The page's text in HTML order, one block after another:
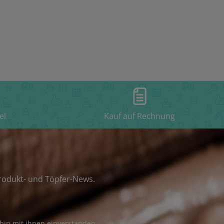
die Farbgebung heller und das Finish glänzender,
Effektspiel. EIGENSCHAFTENDie Botz Streichglasur
Vergissmeinicht zeichnet sich durch folgende
Eigenschaften aus:- Matte Oberfläche: Die seidenmatte
Anforderungen für die Verwendung auf Ess- und
Trinkgeschirr, sodass Sie sowohl ästhetische als auch
funktionelle Keramikstücke gestalten können.
Kauf auf Rechnung
und Töpfer-News.